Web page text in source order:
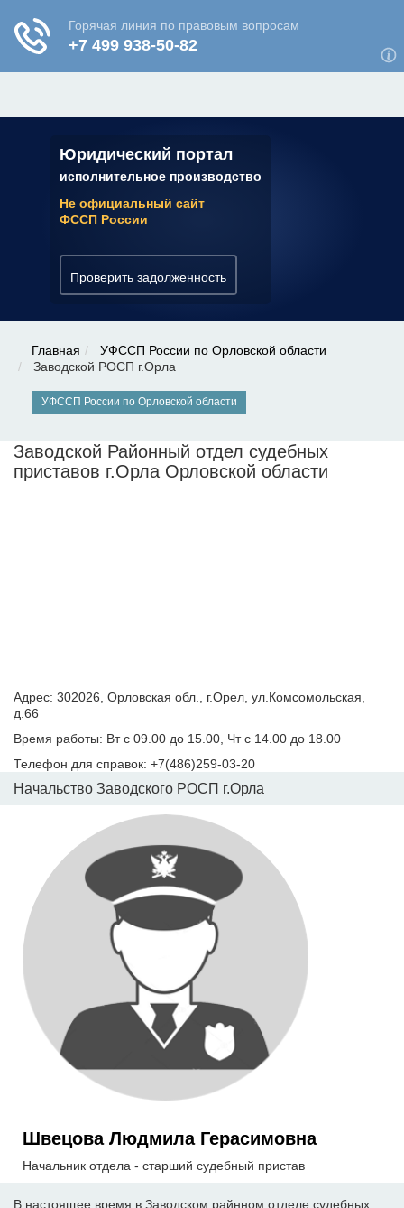
Юридический портал
исполнительное производство
Не официальный сайт
ФССП России
Проверить задолженность
✆ 7 (800) 350-22-64
Главная
УФССП России по Орловской области
Заводской РОСП г.Орла
УФССП России по Орловской области
Заводской Районный отдел судебных
приставов г.Орла Орловской области
Адрес: 302026, Орловская обл., г.Орел, ул.Комсомольская,
д.66
Время работы: Вт с 09.00 до 15.00, Чт с 14.00 до 18.00
Телефон для справок: +7(486)259-03-20
Начальство Заводского РОСП г.Орла
Швецова Людмила Герасимовна
Начальник отдела - старший судебный пристав
В настоящее время в Заводском райнном отделе судебных